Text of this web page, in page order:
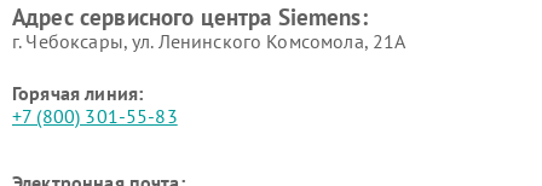
Siemens
Siemens
Адрес сервисного центра Siemens:
г. Чебоксары, ул. Ленинского Комсомола, 21А
Горячая линия:
+7 (800) 301-55-83